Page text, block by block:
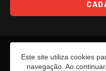
Este site utiliza cookies
navegação. Ao